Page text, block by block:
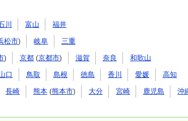
川 富山 福井
松市) 岐阜 三重
) 京都 (京都市) 滋賀 奈良 和歌山
口 鳥取 島根 徳島 香川 愛媛 高知
長崎 熊本 (熊本市) 大分 宮崎 鹿児島 沖